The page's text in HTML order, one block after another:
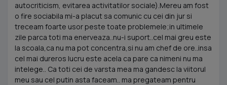
autocriticism, evitarea activitatilor sociale).Mereu am fost
o fire sociabila mi-a placut sa comunic cu cei din jur si
treceam foarte usor peste toate problemele;in ultimele
zile parca toti ma enerveaza..nu-i suport..cel mai greu este
la scoala,ca nu ma pot concentra,si nu am chef de ore..insa
cel mai dureros lucru este acela ca pare ca nimeni nu ma
intelege.. Ca toti cei de varsta mea ma gandesc la viitorul
meu sau cel putin asta faceam.. ma pregateam pentru